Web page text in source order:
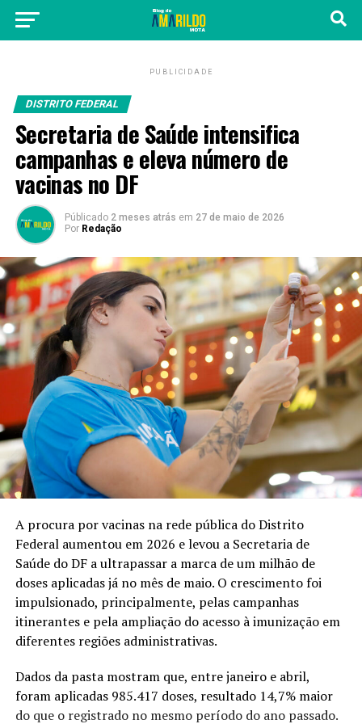
PUBLICIDADE
DISTRITO FEDERAL
Secretaria de Saúde intensifica
campanhas e eleva número de
vacinas no DF
Públicado 2 meses atrás em 27 de maio de 2026
Por Redação
A procura por vacinas na rede pública do Distrito
Federal aumentou em 2026 e levou a Secretaria de
Saúde do DF a ultrapassar a marca de um milhão de
doses aplicadas já no mês de maio. O crescimento foi
impulsionado, principalmente, pelas campanhas
itinerantes e pela ampliação do acesso à imunização em
diferentes regiões administrativas.
Dados da pasta mostram que, entre janeiro e abril,
foram aplicadas 985.417 doses, resultado 14,7% maior
do que o registrado no mesmo período do ano passado.